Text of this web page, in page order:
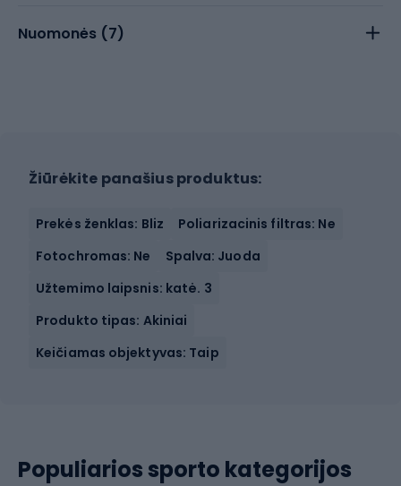
Nuomonės (7)
Žiūrėkite panašius produktus:
Prekės ženklas: Bliz
Poliarizacinis filtras: Ne
Fotochromas: Ne
Spalva: Juoda
Užtemimo laipsnis: katė. 3
Produkto tipas: Akiniai
Keičiamas objektyvas: Taip
Populiarios sporto kategorijos